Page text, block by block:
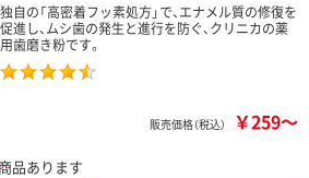
独自の「高密着フッ素処方」で、エナメル質の修復を
促進し、ムシ歯の発生と進行を防ぐ、クリニカの薬
用歯磨き粉です。
販売価格（税込） ￥259～
商品あります